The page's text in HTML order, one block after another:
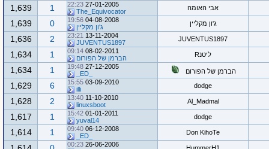
אבי האומה 27-01-2005
22:23
The_Equivocator
1
1,639
ג'ון מקליין 04-08-2008
19:56
ג'ון מקליין
0
1,639
JUVENTUS1897
13-11-2004
23:21
JUVENTUS1897
2
1,636
ליטנR 08-02-2011
09:14
הברמן של הפורום
1
1,634
הברמן של הפורום
27-12-2005
19:48
1
1,634
dodge
03-09-2010
15:55
illi
6
1,629
Al_Madmal
11-10-2010
13:40
linuxsboot
2
1,628
dodge
01-01-2011
15:42
yuval14
1
1,617
Don KihoTe
06-12-2008
09:40
1
1,614
26-06-2006
00:23